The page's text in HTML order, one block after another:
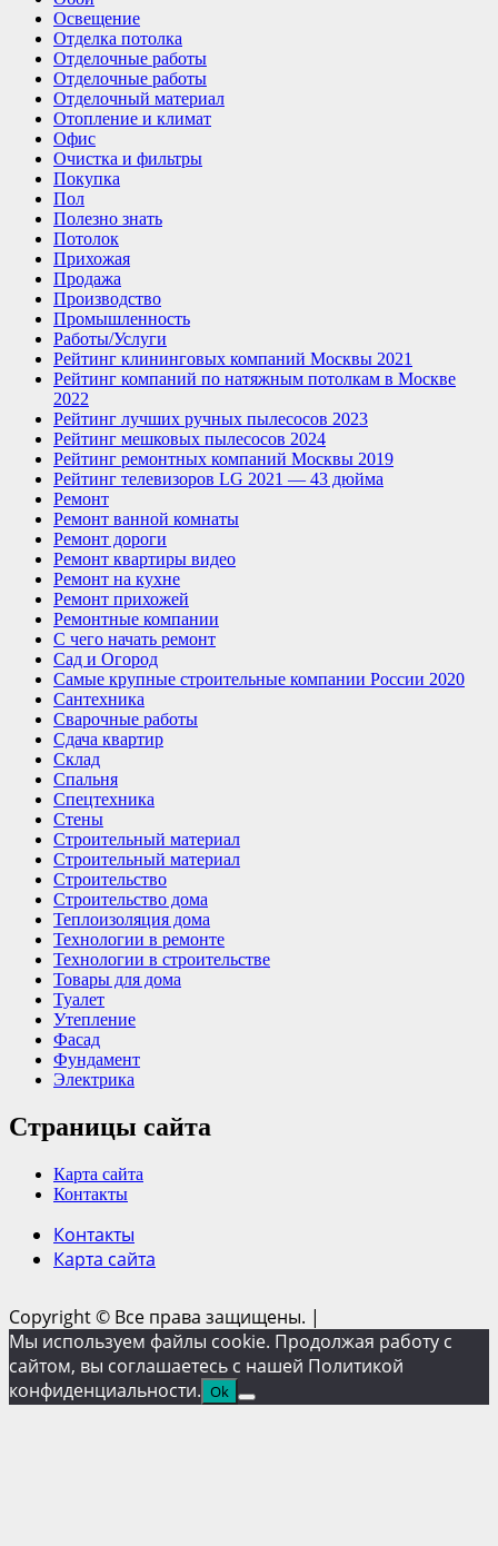
Освещение
Отделка потолка
Отделочные работы
Отделочные работы
Отделочный материал
Отопление и климат
Офис
Очистка и фильтры
Покупка
Пол
Полезно знать
Потолок
Прихожая
Продажа
Производство
Промышленность
Работы/Услуги
Рейтинг клининговых компаний Москвы 2021
Рейтинг компаний по натяжным потолкам в Москве
2022
Рейтинг лучших ручных пылесосов 2023
Рейтинг мешковых пылесосов 2024
Рейтинг ремонтных компаний Москвы 2019
Рейтинг телевизоров LG 2021 — 43 дюйма
Ремонт
Ремонт ванной комнаты
Ремонт дороги
Ремонт квартиры видео
Ремонт на кухне
Ремонт прихожей
Ремонтные компании
С чего начать ремонт
Сад и Огород
Самые крупные строительные компании России 2020
Сантехника
Сварочные работы
Сдача квартир
Склад
Спальня
Спецтехника
Стены
Строительный материал
Строительный материал
Строительство
Строительство дома
Теплоизоляция дома
Технологии в ремонте
Технологии в строительстве
Товары для дома
Туалет
Утепление
Фасад
Фундамент
Электрика
Страницы сайта
Карта сайта
Контакты
Контакты
Карта сайта
Copyright © Все права защищены. |
Мы используем файлы cookie. Продолжая работу с
сайтом, вы соглашаетесь с нашей Политикой
конфиденциальности. Ok